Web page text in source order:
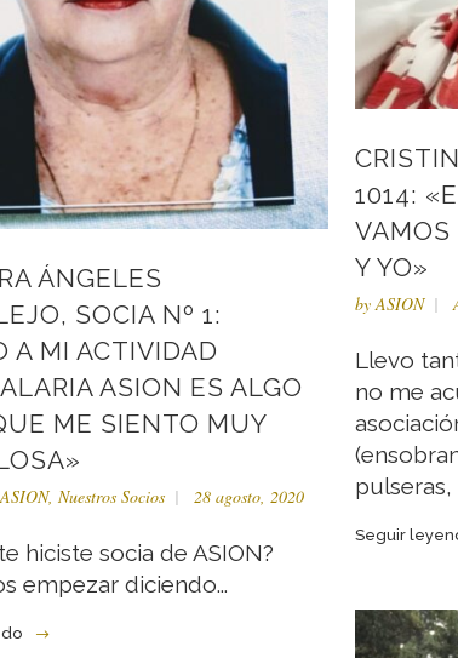
1014:
VAMOS
Y YO»
byASION
Llevo
no me
pulseras,
Seguir
ÁNGELES
SOCIA Nº 1:
A MI ACTIVIDAD
ASION ES ALGO
ME SIENTO MUY
ASION, Nuestros Socios 28 agosto, 2020
hiciste socia de ASION?
empezar diciendo...